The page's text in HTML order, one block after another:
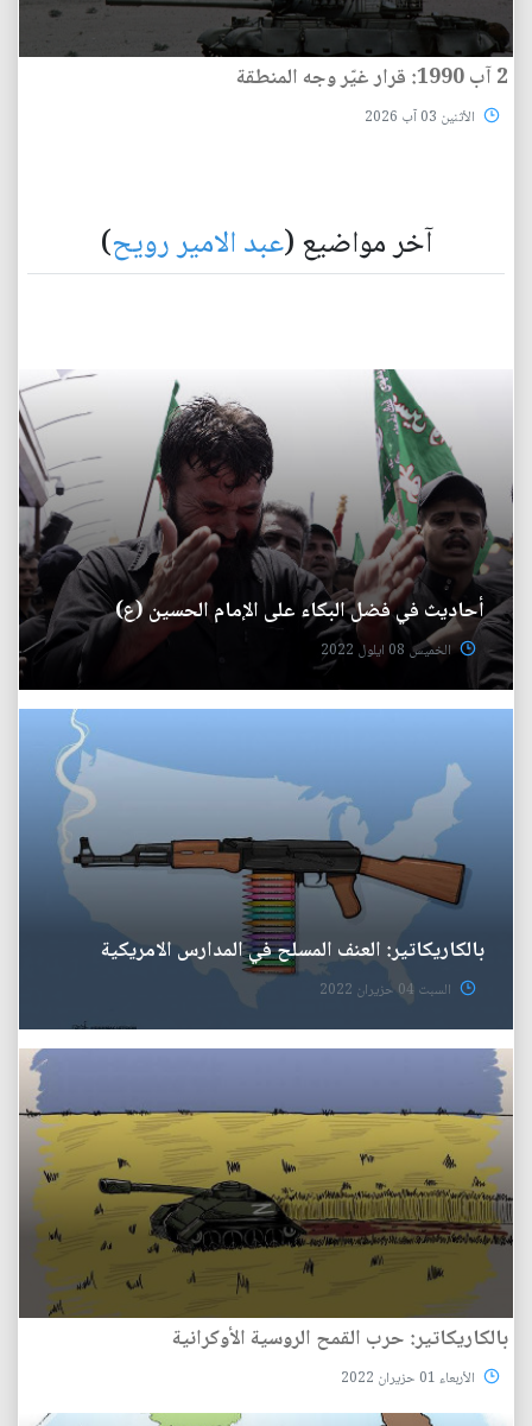
2 آب 1990: قرار غيّر وجه المنطقة
الأثنين 03 آب 2026
آخر مواضيع (عبد الامير رويح)
أحاديث في فضل البكاء على الإمام الحسين (ع)
الخميس 08 ايلول 2022
بالكاريكاتير: العنف المسلح في المدارس الامريكية
السبت 04 حزيران 2022
بالكاريكاتير: حرب القمح الروسية الأوكرانية
الأربعاء 01 حزيران 2022